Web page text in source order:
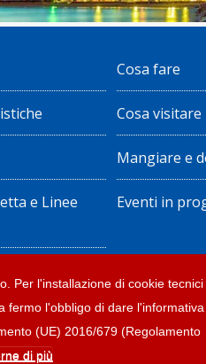
e Linee
Cosa fare
Cosa visitare
Mangiare e
Eventi in
Per l'installazione di cookie
fermo l'obbligo di dare l'informativa
(UE) 2016/679 (Regolamento
di più